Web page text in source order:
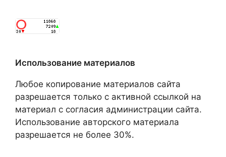
Использование материалов
Любое копирование материалов сайта
разрешается только с активной ссылкой на
материал с согласия администрации сайта.
Использование авторского материала
разрешается не более 30%.